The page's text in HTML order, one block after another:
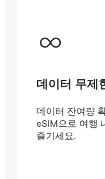
데이터 무제
데이터 잔여량
eSIM으로 여행
즐기세요.